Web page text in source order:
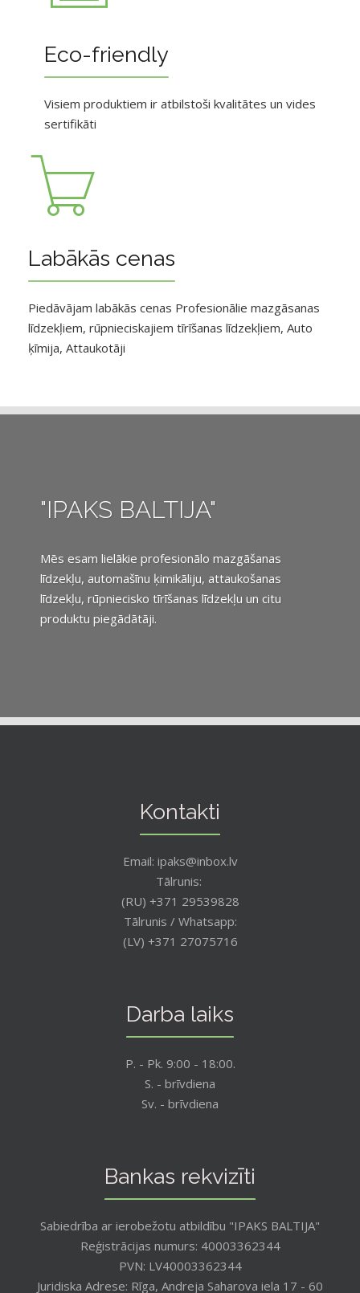
Eco-friendly
Visiem produktiem ir atbilstoši kvalitātes un vides
sertifikāti
Labākās cenas
Piedāvājam labākās cenas Profesionālie mazgāsanas
līdzekļiem, rūpnieciskajiem tīrīšanas līdzekļiem, Auto
ķīmija, Attaukotāji
"IPAKS BALTIJA"
Mēs esam lielākie profesionālo mazgāšanas
līdzekļu, automašīnu ķimikāliju, attaukošanas
līdzekļu, rūpniecisko tīrīšanas līdzekļu un citu
produktu piegādātāji.
Kontakti
Email: ipaks@inbox.lv
Tālrunis:
(RU) +371 29539828
Tālrunis / Whatsapp:
(LV) +371 27075716
Darba laiks
P. - Pk. 9:00 - 18:00.
S. - brīvdiena
Sv. - brīvdiena
Bankas rekvizīti
Sabiedrība ar ierobežotu atbildību "IPAKS BALTIJA"
Reģistrācijas numurs: 40003362344
PVN: LV40003362344
Juridiska Adrese: Rīga, Andreja Saharova iela 17 - 60